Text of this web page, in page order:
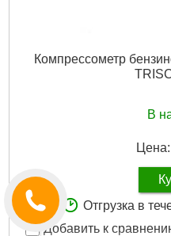
Компрессометр
В
Цена:
Отгрузка в
Добавить к